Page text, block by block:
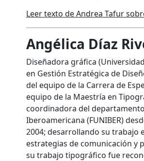
Leer texto de Andrea Tafur
Angélica Díaz
Diseñadora gráfica
en Gestión Estratégica de
del equipo de la Carrera de
equipo de la Maestría en
coordinadora del
Iberoamericana (FUNIBER)
2004; desarrollando su trabajo
estrategias de comunicación y
su trabajo tipográfico fue